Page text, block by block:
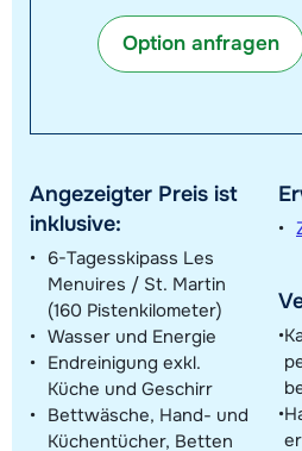
Option anfragen
Angezeigter Preis ist
inklusive:
6-Tagesskipass Les
Menuires / St. Martin
(160 Pistenkilometer)
Wasser und Energie
Endreinigung exkl.
Küche und Geschirr
Bettwäsche, Hand- und
Küchentücher, Betten